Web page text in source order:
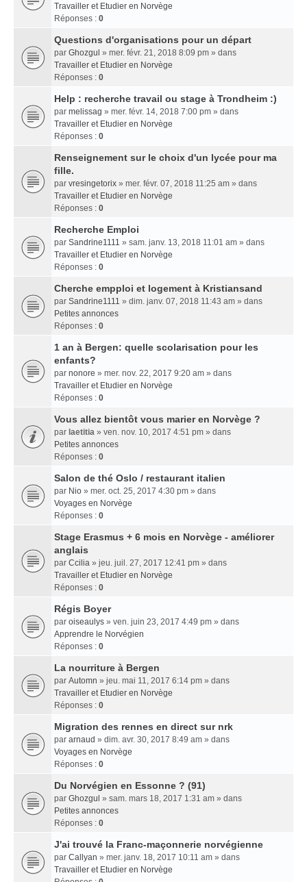
Travailler et Etudier en Norvège
Réponses : 0
Questions d'organisations pour un départ
par Ghozgul » mer. févr. 21, 2018 8:09 pm » dans
Travailler et Etudier en Norvège
Réponses : 0
Help : recherche travail ou stage à Trondheim :)
par melissag » mer. févr. 14, 2018 7:00 pm » dans
Travailler et Etudier en Norvège
Réponses : 0
Renseignement sur le choix d'un lycée pour ma
fille.
par vresingetorix » mer. févr. 07, 2018 11:25 am » dans
Travailler et Etudier en Norvège
Réponses : 0
Recherche Emploi
par Sandrine1111 » sam. janv. 13, 2018 11:01 am » dans
Travailler et Etudier en Norvège
Réponses : 0
Cherche empploi et logement à Kristiansand
par Sandrine1111 » dim. janv. 07, 2018 11:43 am » dans
Petites annonces
Réponses : 0
1 an à Bergen: quelle scolarisation pour les
enfants?
par nonore » mer. nov. 22, 2017 9:20 am » dans
Travailler et Etudier en Norvège
Réponses : 0
Vous allez bientôt vous marier en Norvège ?
par laetitia » ven. nov. 10, 2017 4:51 pm » dans
Petites annonces
Réponses : 0
Salon de thé Oslo / restaurant italien
par Nio » mer. oct. 25, 2017 4:30 pm » dans
Voyages en Norvège
Réponses : 0
Stage Erasmus + 6 mois en Norvège - améliorer
anglais
par Ccilia » jeu. juil. 27, 2017 12:41 pm » dans
Travailler et Etudier en Norvège
Réponses : 0
Régis Boyer
par oiseaulys » ven. juin 23, 2017 4:49 pm » dans
Apprendre le Norvégien
Réponses : 0
La nourriture à Bergen
par Automn » jeu. mai 11, 2017 6:14 pm » dans
Travailler et Etudier en Norvège
Réponses : 0
Migration des rennes en direct sur nrk
par arnaud » dim. avr. 30, 2017 8:49 am » dans
Voyages en Norvège
Réponses : 0
Du Norvégien en Essonne ? (91)
par Ghozgul » sam. mars 18, 2017 1:31 am » dans
Petites annonces
Réponses : 0
J'ai trouvé la Franc-maçonnerie norvégienne
par Callyan » mer. janv. 18, 2017 10:11 am » dans
Travailler et Etudier en Norvège